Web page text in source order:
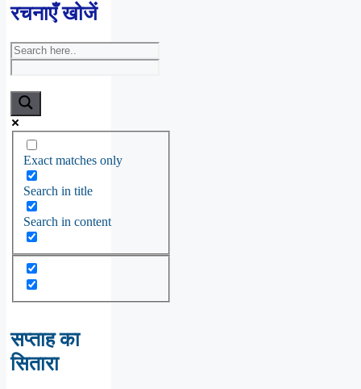
रचनाएँ खोजें
Exact matches only
Search in title
Search in content
सप्ताह का
सितारा